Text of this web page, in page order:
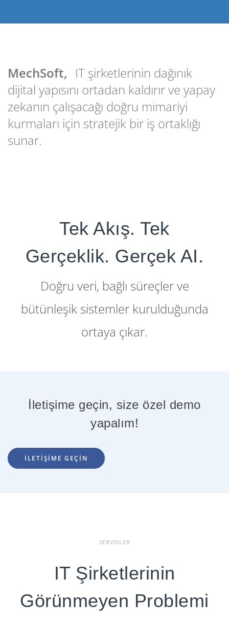
MechSoft, IT şirketlerinin dağınık
dijital yapısını ortadan kaldırır ve yapay
zekanın çalışacağı doğru mimariyi
kurmaları için stratejik bir iş ortaklığı
sunar.
Tek Akış. Tek
Gerçeklik. Gerçek AI.
Doğru veri, bağlı süreçler ve
bütünleşik sistemler kurulduğunda
ortaya çıkar.
Timesheet
Faturalama Destek
İletişime geçin, size özel demo
yapalım!
İLETİŞİME GEÇİN
SERVISLER
IT Şirketlerinin
Görünmeyen Problemi